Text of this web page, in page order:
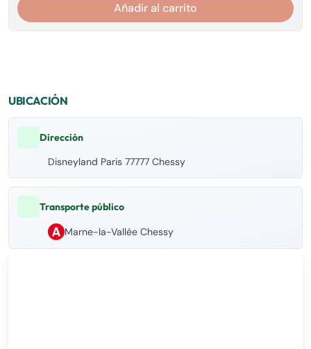
Añadir al carrito
UBICACIÓN
Dirección
Disneyland Paris 77777 Chessy
Transporte público
Marne-la-Vallée Chessy